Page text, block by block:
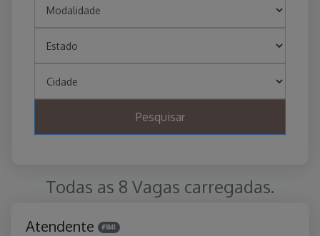
Pesquisar
Todas as 8 Vagas carregadas.
Atendente #1841